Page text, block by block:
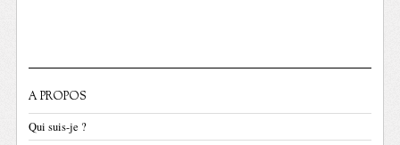
A PROPOS
Qui suis-je ?